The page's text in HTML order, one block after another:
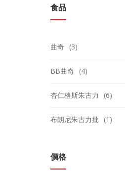
食品
曲奇 (3)
BB曲奇 (4)
杏仁格斯朱古力 (6)
布朗尼朱古力批 (1)
價格